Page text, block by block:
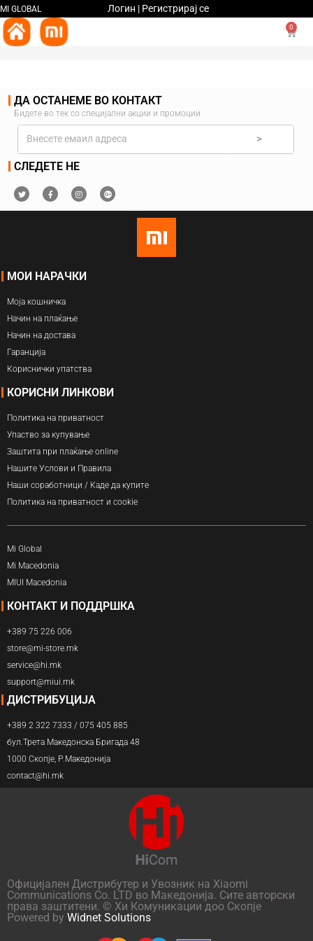
MI GLOBAL Логин | Регистрирај се
0
ДА ОСТАНЕМЕ ВО КОНТАКТ
Бидете во тек со специјални акции и промоции
>
СЛЕДЕТЕ НЕ
МОИ НАРАЧКИ
Моја кошничка
Начин на плаќање
Начин на достава
Гаранција
Кориснички упатства
КОРИСНИ ЛИНКОВИ
Политика на приватност
Упаство за купување
Заштита при плаќање online
Нашите Услови и Правила
Наши соработници / Каде да купите
Политика на приватност и cookie
Mi Global
Mi Macedonia
MIUI Macedonia
КОНТАКТ И ПОДДРШКА
+389 75 226 006
store@mi-store.mk
service@hi.mk
support@miui.mk
ДИСТРИБУЦИЈА
+389 2 322 7333 / 075 405 885
бул.Трета Македонска Бригада 48
1000 Скопје, Р.Македонија
contact@hi.mk
Официјален Дистрибутер и Увозник на Xiaomi
Communications Co. LTD во Македонија. Сите авторски
права заштитени. © Хи Комуникации доо Скопје
Powered by Widnet Solutions